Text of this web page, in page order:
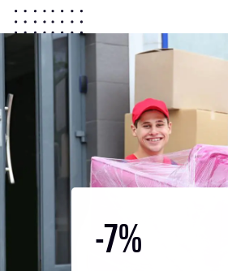
-7%